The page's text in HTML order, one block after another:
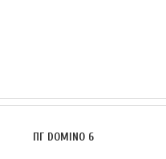
ПГ DOMINO 6